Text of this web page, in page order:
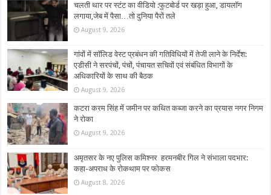
चलती थार पर स्टंट का वीडियो :फुटबोर्ड पर खड़ा हुआ, डायलॉग
लगाया,जेब में पैसा…तो दुनिया पैरों तले
August 9, 2026
गांवों में सॉलिड वेस्ट प्रबंधन की गतिविधियों में तेजी लाने के निर्देश:
एडीसी ने सरपंचों, पंचों, पंचायत सचिवों एवं संबंधित विभागों के
अधिकारियों के साथ की बैठक
August 9, 2026
कटरा करम सिंह में जमीन पर कथित कब्जा करने का प्रयास नगर निगम
ने रोका
August 9, 2026
अमृतसर के नए पुलिस कमिश्नर हरमनबीर गिल ने संभाला पदभार:
कहा-अपराध के रोकथाम पर फोकस
August 8, 2026